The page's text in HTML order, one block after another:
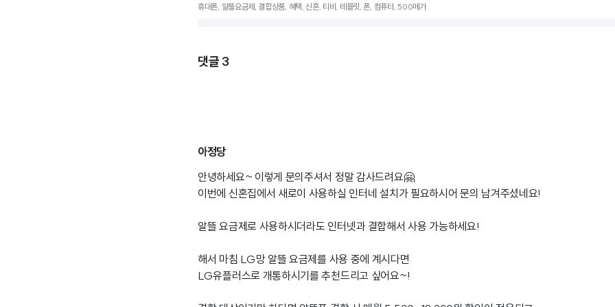
휴대폰, 알뜰요금제, 결합상품, 혜택, 신혼, 티비, 테블릿, 폰, 컴퓨터, 500메가
댓글 3
아정당
안녕하세요~ 이렇게 문의주셔서 정말 감사드려요🤗
이번에 신혼집에서 새로이 사용하실 인터네 설치가 필요하시어 문의 남겨주셨네요!
알뜰 요금제로 사용하시더라도 인터넷과 결합해서 사용 가능하세요!
해서 마침 LG망 알뜰 요금제를 사용 중에 계시다면
LG유플러스로 개통하시기를 추천드리고 싶어요~!